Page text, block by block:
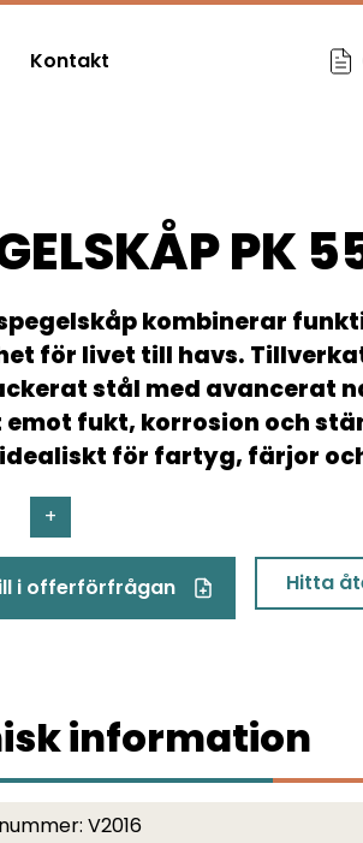
Kontakt
PK
kombinerar
för livet till havs.
stål med avancerat
fukt, korrosion och
för fartyg, färjor
+
i offerförfrågan Hitta
information
V2016